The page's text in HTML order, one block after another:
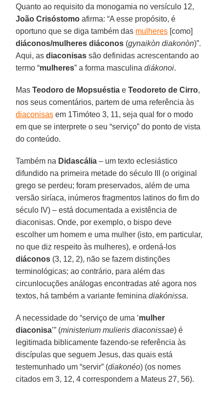
Quanto ao requisito da monogamia no versículo 12,
João Crisóstomo afirma: “A esse propósito, é
oportuno que se diga também das mulheres [como]
diáconos/mulheres diáconos (gynaikòn diakonòn)”.
Aqui, asdiaconisas são definidas acrescentando ao
termo “mulheres” a forma masculinadiákonoi.
MasTeodoro de Mopsuéstia eTeodoreto de Cirro,
nos seus comentários, partem de uma referência às
diaconisas em 1Timóteo 3, 11, seja qual for o modo
em que se interprete o seu “serviço” do ponto de vista
do conteúdo.
Também na Didascália – um texto eclesiástico
difundido na primeira metade do século III (o original
grego se perdeu; foram preservados, além de uma
versão siríaca, inúmeros fragmentos latinos do fim do
século IV) – está documentada a existência de
diaconisas. Onde, por exemplo, o bispo deve
escolher um homem e uma mulher (isto, em particular,
no que diz respeito às mulheres), e ordená-los
diáconos (3, 12, 2), não se fazem distinções
terminológicas; ao contrário, para além das
circunlocuções análogas encontradas até agora nos
textos, há também a variante femininadiakónissa.
A necessidade do “serviço de uma ‘mulher
diaconisa’” (ministerium mulieris diaconissae) é
legitimada biblicamente fazendo-se referência às
discípulas que seguem Jesus, das quais está
testemunhado um “servir” (diakonéo) (os nomes
citados em 3, 12, 4 correspondem a Mateus 27, 56).